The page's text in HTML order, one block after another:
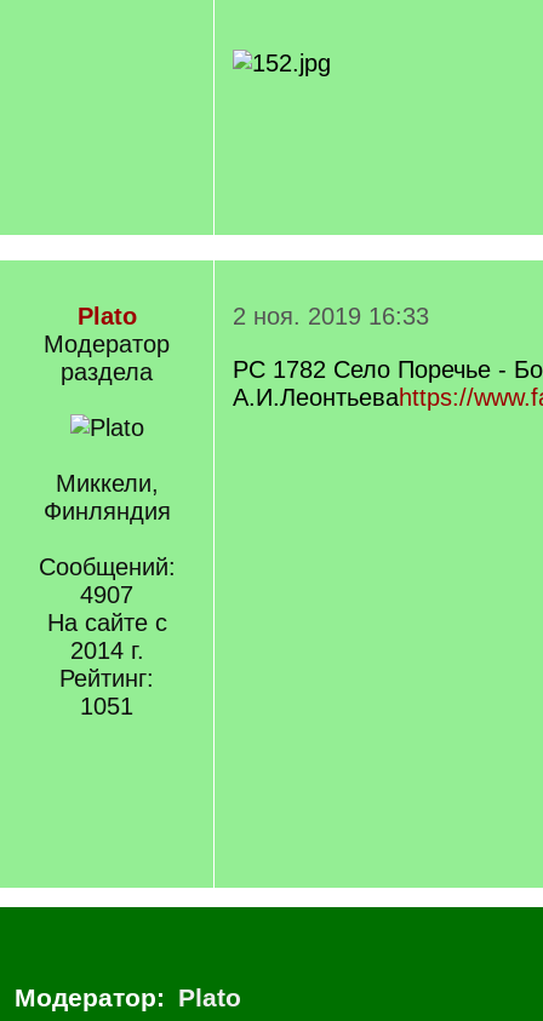
Plato
Модератор
раздела
Миккели,
Финляндия
Сообщений:
4907
На сайте с
2014 г.
Рейтинг:
1051
2 ноя. 2019 16:33
РС 1782 Село Поречье -
А.И.Леонтьеваhttps://
Модератор: Plato